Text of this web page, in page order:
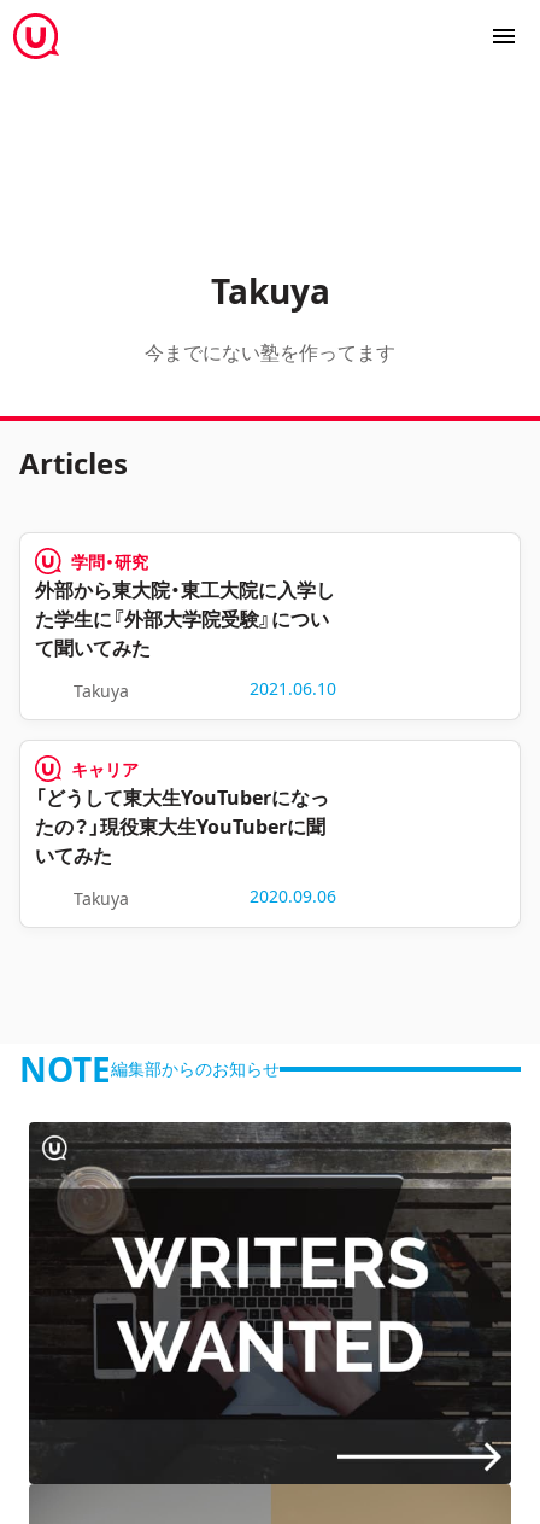
Takuya
今までにない塾を作ってます
Articles
学問・研究
外部から東大院・東工大院に入学し
た学生に『外部大学院受験』につい
て聞いてみた
Takuya 2021.06.10
キャリア
「どうして東大生YouTuberになっ
たの？」現役東大生YouTuberに聞
いてみた
Takuya 2020.09.06
NOTE編集部からのお知らせ